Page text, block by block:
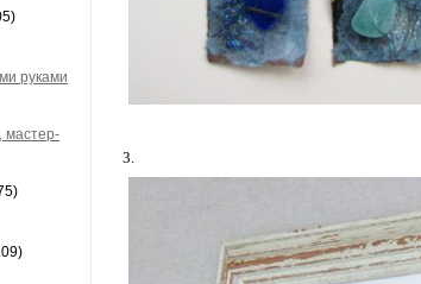
руками
мастер-
3.